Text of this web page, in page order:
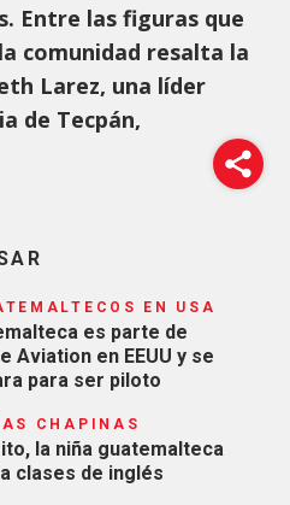
Entre las figuras que
comunidad resalta la
Larez, una líder
de Tecpán,
EN USA
es parte de
Aviation en EEUU y se
para ser piloto
CHAPINAS
la niña guatemalteca
clases de inglés